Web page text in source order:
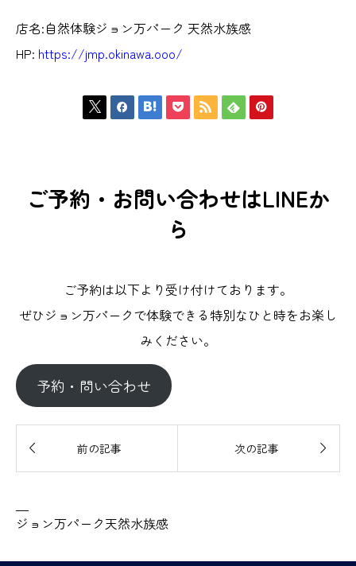
店名:自然体験ジョン万パーク 天然水族感
HP: https://jmp.okinawa.ooo/
      
ご予約・お問い合わせはLINEか
ら
ご予約は以下より受け付けております。
ぜひジョン万パークで体験できる特別なひと時をお楽し
みください。
予約・問い合わせ
 前の記事 次の記事 
—
ジョン万パーク天然水族感